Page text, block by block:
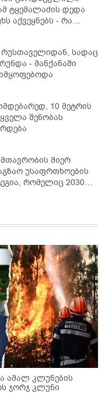
ტყემალაძის დედა
აქვეყნებს - რა
მიზეზი?
სადაც
- მანქანაში
10 მეტრის
შენობას
მიერ
უსაფრთხოების
რომელიც 2030
ამალ კლუნების
ჯორჯ კლუნი